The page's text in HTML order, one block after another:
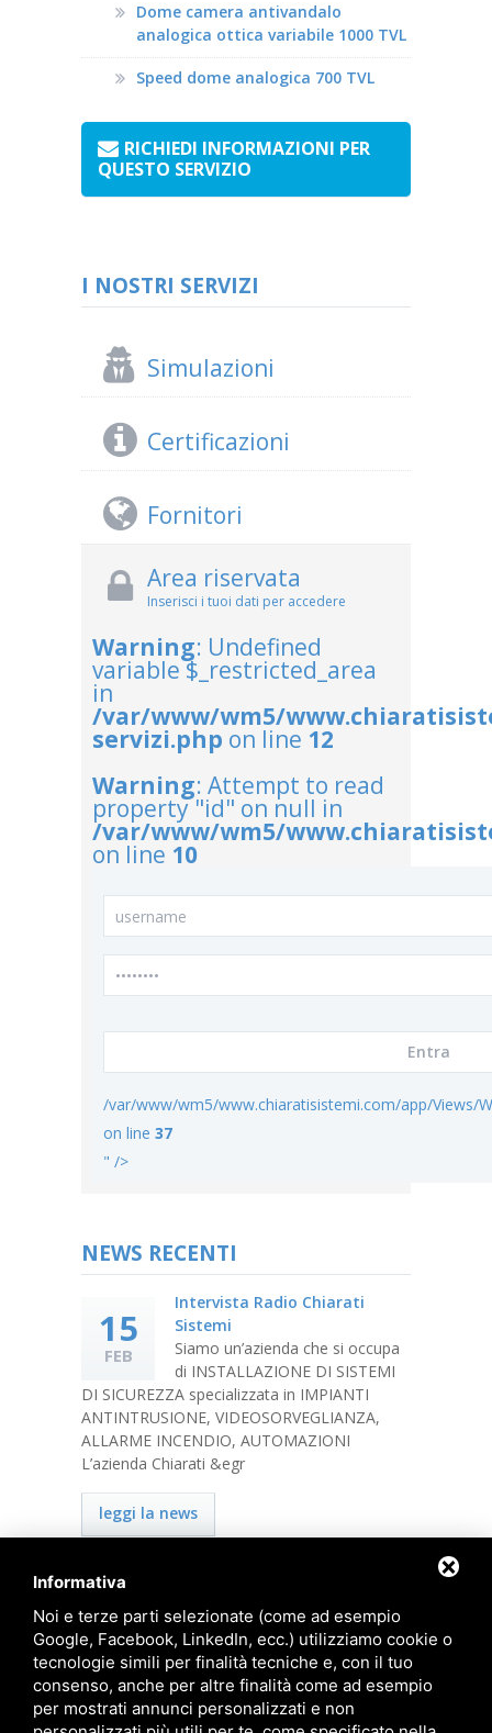
Dome camera antivandalo
analogica ottica variabile 1000 TVL
Speed dome analogica 700 TVL
RICHIEDI INFORMAZIONI PER
QUESTO SERVIZIO
I NOSTRI SERVIZI
Simulazioni
Certificazioni
Fornitori
Area riservata
Inserisci i tuoi dati per accedere
Warning: Undefined
variable $_restricted_area
in
/var/www/wm5/
servizi.php on line 12
Warning: Attempt to read
property "id" on null in
/var/www/wm5/
on line 10
/var/www/wm5/www.chiaratisistemi.com/app/Views/
on line 37
" />
NEWS RECENTI
15
FEB
Intervista Radio Chiarati
Sistemi
Siamo un’azienda che si occupa
di INSTALLAZIONE DI SISTEMI
DI SICUREZZA specializzata in IMPIANTI
ANTINTRUSIONE, VIDEOSORVEGLIANZA,
ALLARME INCENDIO, AUTOMAZIONI
L’azienda Chiarati &egr
leggi la news
leggi la
Privacy-Note legali-Sitemap
Chiarati Sistemi S.r.l.
Sede e Show Room: Via Zucchini, 7 - 44100
Informativa
Noi e terze parti selezionate (come ad esempio
Google, Facebook, LinkedIn, ecc.) utilizziamo cookie o
tecnologie simili per finalità tecniche e, con il tuo
consenso, anche per altre finalità come ad esempio
per mostrati annunci personalizzati e non